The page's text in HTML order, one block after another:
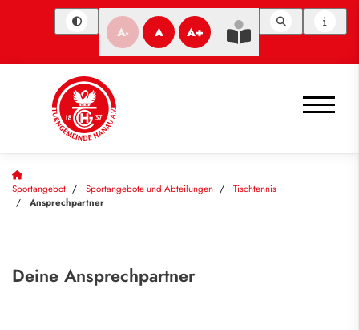
A- A A+
Sportangebot Sportangebote und Abteilungen
Tischtennis
Ansprechpartner
Deine Ansprechpartner